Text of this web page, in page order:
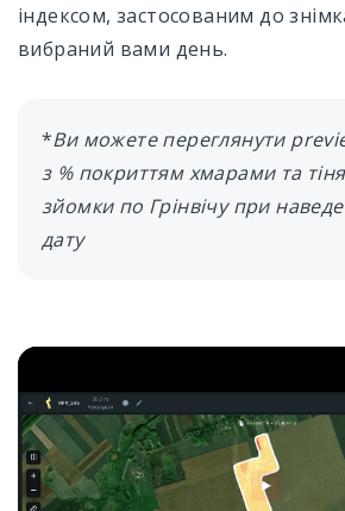
індексом, застосованим до
вибраний вами день.
*Ви можете переглянути
з % покриттям хмарами та
зйомки по Грінвічу при
дату